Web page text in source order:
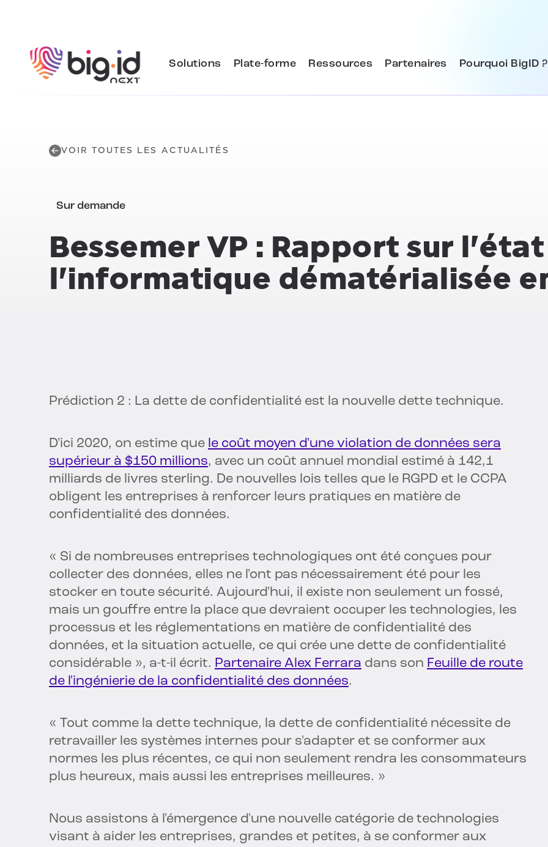
Solutions Plate-forme Ressources Partenaires Pourquoi BigID ?
VOIR TOUTES LES ACTUALITÉS
Sur demande
Bessemer VP : Rapport sur
l'informatique dématérialisée
Prédiction 2 : La dette de confidentialité est la nouvelle dette technique.
D'ici 2020, on estime que le coût moyen d'une violation de données sera
supérieur à $150 millions, avec un coût annuel mondial estimé à 142,1
milliards de livres sterling. De nouvelles lois telles que le RGPD et le CCPA
obligent les entreprises à renforcer leurs pratiques en matière de
confidentialité des données.
« Si de nombreuses entreprises technologiques ont été conçues pour
collecter des données, elles ne l'ont pas nécessairement été pour les
stocker en toute sécurité. Aujourd'hui, il existe non seulement un fossé,
mais un gouffre entre la place que devraient occuper les technologies, les
processus et les réglementations en matière de confidentialité des
données, et la situation actuelle, ce qui crée une dette de confidentialité
considérable », a-t-il écrit. Partenaire Alex Ferrara dans son Feuille de route
de l'ingénierie de la confidentialité des données.
« Tout comme la dette technique, la dette de confidentialité nécessite de
retravailler les systèmes internes pour s'adapter et se conformer aux
normes les plus récentes, ce qui non seulement rendra les consommateurs
plus heureux, mais aussi les entreprises meilleures. »
Nous assistons à l'émergence d'une nouvelle catégorie de technologies
visant à aider les entreprises, grandes et petites, à se conformer aux